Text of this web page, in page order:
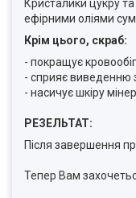
Кристалики цукру
ефірними оліями
Крім цього, скраб:
- покращує кровообіг
- сприяє виведенню
- насичує шкіру
РЕЗЕЛЬТАТ:
Після завершення
Тепер Вам